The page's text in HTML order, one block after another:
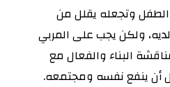
الطفل وتجعله يقلل من
ولكن يجب على المربي
البناء والفعال مع
أن ينفع نفسه ومجتمعه.